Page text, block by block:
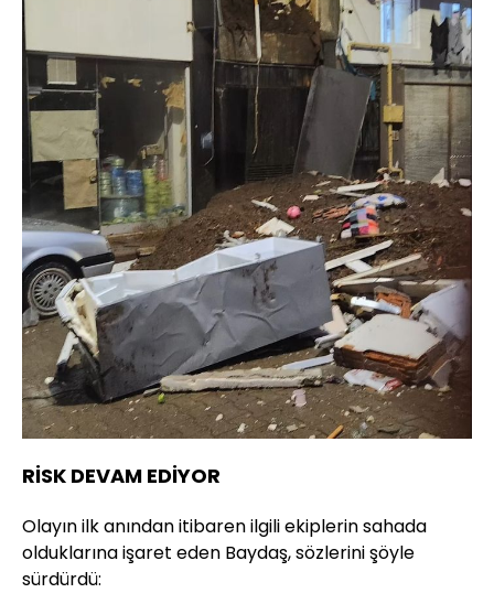
RİSK DEVAM EDİYOR
Olayın ilk anından itibaren ilgili ekiplerin sahada
olduklarına işaret eden Baydaş, sözlerini şöyle
sürdürdü: